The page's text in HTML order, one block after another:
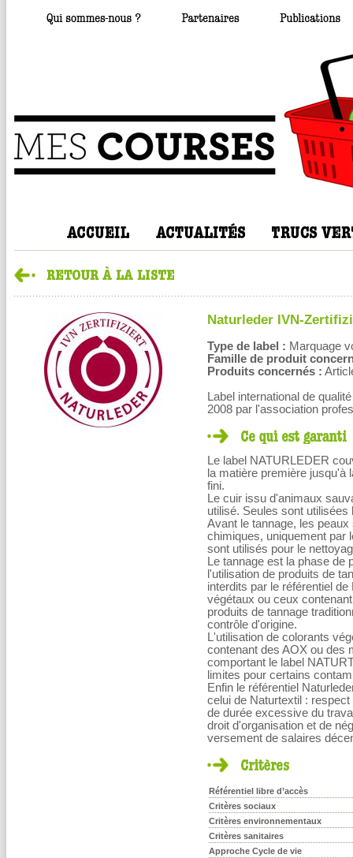
Naturleder IVN-
Type de label : Marquage
Famille de produit
Produits concernés :
Label international de
2008 par l'association
Le label NATURLEDER
la matière première jusqu'à
fini.
Le cuir issu d'animaux
utilisé. Seules sont
Avant le tannage, les
chimiques, uniquement par
sont utilisés pour le
Le tannage est la phase
l'utilisation de produits de
interdits par le référentiel
végétaux ou ceux
produits de tannage
contrôle d'origine.
L'utilisation de colorants
contenant des AOX ou des
comportant le label
limites pour certains
Enfin le référentiel
celui de Naturtextil :
de durée excessive du
droit d'organisation et de
versement de salaires
Référentiel libre d’accès
Critères sociaux
Critères environnementaux
Critères sanitaires
Approche Cycle de vie